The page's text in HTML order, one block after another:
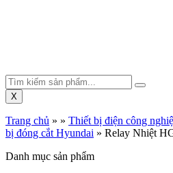
X
Trang chủ » » Thiết bị điện công
bị đóng cắt Hyundai » Relay Nhiệt
Danh mục sản phẩm